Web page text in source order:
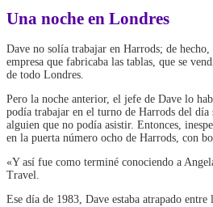
Una noche en Londres
Dave no solía trabajar en Harrods; de
empresa que fabricaba las tablas, que se
de todo Londres.
Pero la noche anterior, el jefe de Dave lo
podía trabajar en el turno de Harrods del día
alguien que no podía asistir. Entonces,
en la puerta número ocho de Harrods, con
«Y así fue como terminé conociendo a
Travel.
Ese día de 1983, Dave estaba atrapado